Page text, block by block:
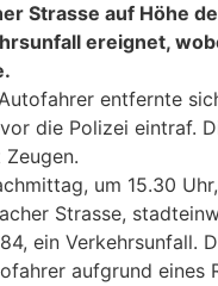
Strasse auf Höhe
ereignet,
entfernte
die Polizei eintraf.
Zeugen.
um 15.30
Strasse,
ein Verkehrsunfall.
aufgrund eines